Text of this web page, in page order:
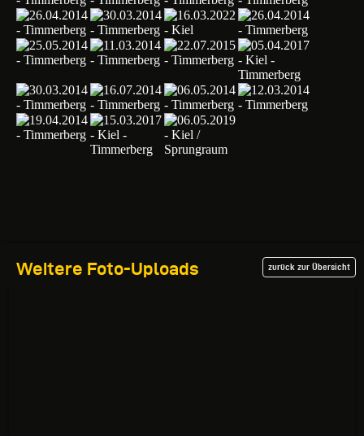
Weitere Foto-Uploads zurück zur Übersicht